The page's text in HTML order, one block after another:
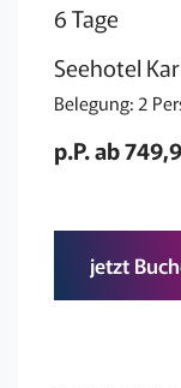
6 Tage
Seehotel
Belegung: 2
p.P. ab
jetzt